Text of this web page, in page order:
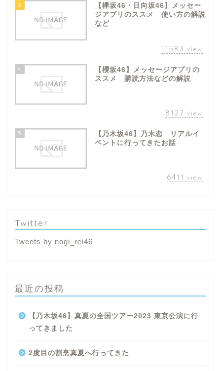
3
【欅坂46・日向坂46】メッセー
ジアプリのススメ 使い方の解説
など
11583 view
4
【櫻坂46】メッセージアプリの
ススメ 購読方法などの解説
8127 view
5
【乃木坂46】乃木恋 リアルイ
ベントに行ってきたお話
6411 view
Twitter
Tweets by nogi_rei46
最近の投稿
【乃木坂46】真夏の全国ツアー2023 東京公演に行
ってきました
2度目の割烹真夏へ行ってきた